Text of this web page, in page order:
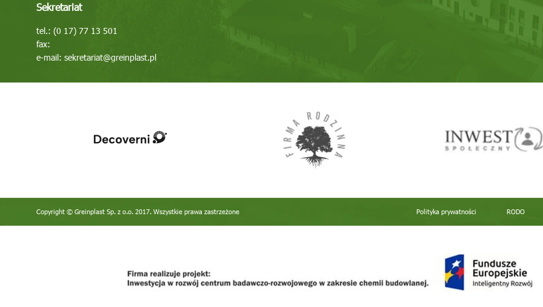
Sekretariat
tel.: (0 17) 77 13 501
fax:
e-mail: sekretariat@greinplast.pl
Copyright © Greinplast Sp. z o.o. 2017. Wszystkie prawa zastrzeżone Polityka prywatności RODO